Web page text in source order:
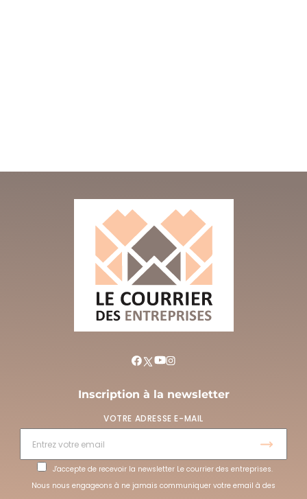
Inscription à la newsletter
VOTRE ADRESSE E-MAIL
J'accepte de recevoir la newsletter Le courrier des entreprises.
Nous nous engageons à ne jamais communiquer votre email à des